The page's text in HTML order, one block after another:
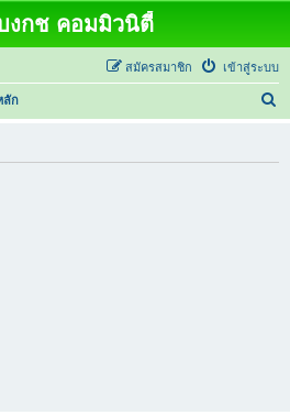
งกช คอมมิวนิตี้
เข้าสู่ระบบ
สมัครสมาชิก
ลัก